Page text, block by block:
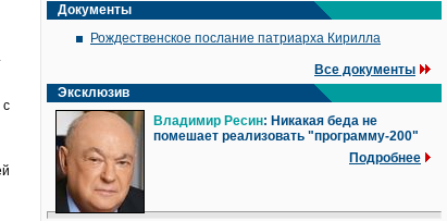
с
Документы
Рождественское послание патриарха Кирилла
Все документы
Эксклюзив
Владимир Ресин: Никакая беда не
помешает реализовать "программу-200"
Подробнее